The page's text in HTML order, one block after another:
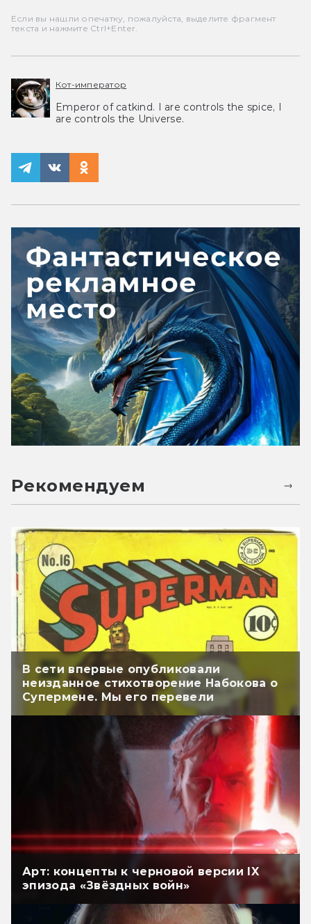
Если вы нашли опечатку, пожалуйста, выделите фрагмент
текста и нажмите Ctrl+Enter.
Кот-император
Emperor of catkind. I are controls the spice, I
are controls the Universe.
Рекомендуем
В сети впервые опубликовали
неизданное стихотворение Набокова о
Супермене. Мы его перевели
Арт: концепты к черновой версии IX
эпизода «Звёздных войн»